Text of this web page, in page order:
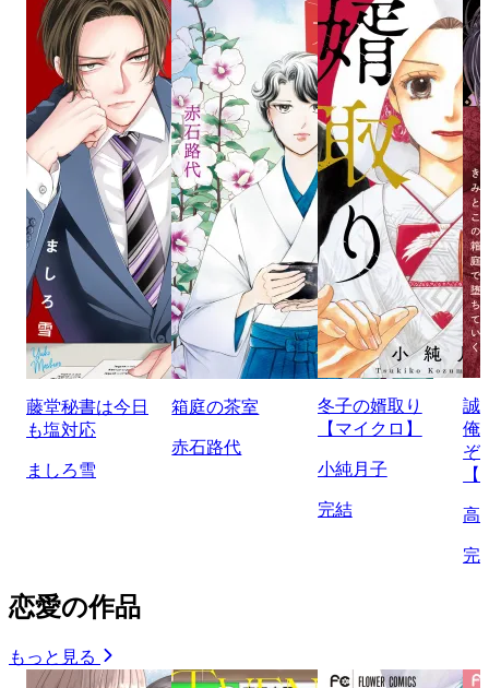
藤堂秘書は今日
も塩対応
ましろ雪
箱庭の茶室
赤石路代
冬子の婿取り
【マイクロ】
小純月子
完結
誠
俺
ぞ
高
完
恋愛の作品
もっと見る